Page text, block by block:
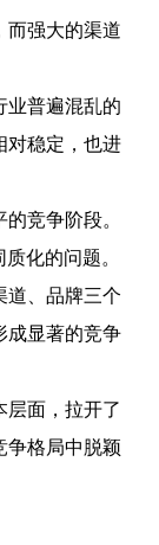
而强大的渠道
业普遍混乱的
对稳定，也进
竞争阶段。
化的问题。
道、品牌三个
成显著的竞争
面，拉开了
争格局中脱颖